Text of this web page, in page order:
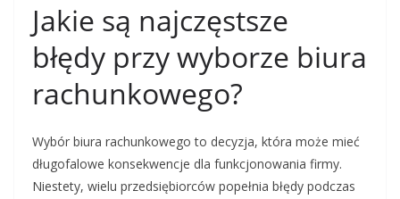
Jakie są najczęstsze
błędy przy wyborze biura
rachunkowego?
Wybór biura rachunkowego to decyzja, która może mieć
długofalowe konsekwencje dla funkcjonowania firmy.
Niestety, wielu przedsiębiorców popełnia błędy podczas